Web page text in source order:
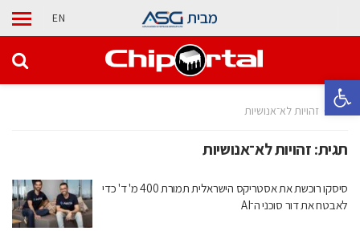
פתח סרגל נגישות
מבית EN
בית זהויות לא־אנושיות
תגית:זהויות לא־אנושיות
סיסקו רוכשת את אסטריקס הישראלית תמורת 400 מ' ד' כדי
לאבטח את דור סוכני ה־AI